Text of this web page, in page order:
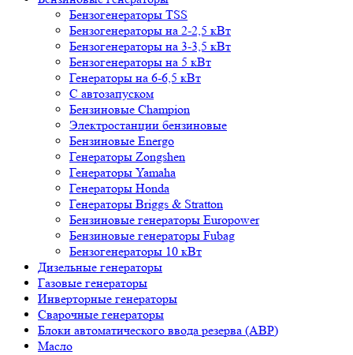
Бензогенераторы TSS
Бензогенераторы на 2-2,5 кВт
Бензогенераторы на 3-3,5 кВт
Бензогенераторы на 5 кВт
Генераторы на 6-6,5 кВт
С автозапуском
Бензиновые Champion
Электростанции бензиновые
Бензиновые Energo
Генераторы Zongshen
Генераторы Yamaha
Генераторы Honda
Генераторы Briggs & Stratton
Бензиновые генераторы Europower
Бензиновые генераторы Fubag
Бензогенераторы 10 кВт
Дизельные генераторы
Газовые генераторы
Инверторные генераторы
Сварочные генераторы
Блоки автоматического ввода резерва (АВР)
Масло